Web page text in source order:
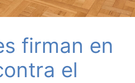
firman en
el